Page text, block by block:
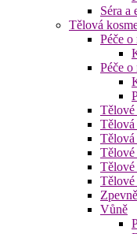
Séra a
Tělová
Péče o
Péče o
Tělová
Tělová
Tělové
Tělové
Vůně